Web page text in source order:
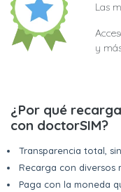
Las
y
¿Por qué
con doctorSIM?
Transparencia total,
Recarga con diversos
Paga con la moneda